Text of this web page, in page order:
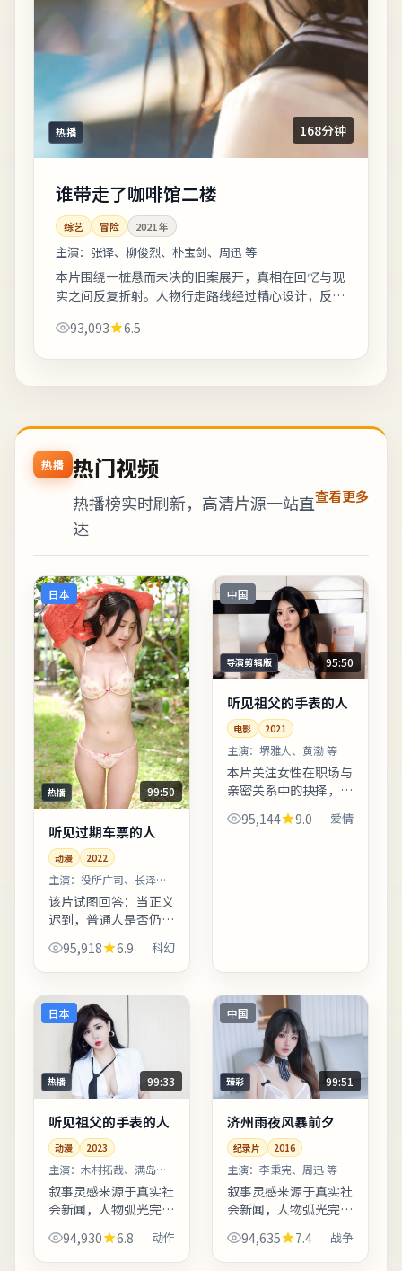
热播 168分钟
谁带走了咖啡馆二楼
综艺 冒险 2021年
主演： 张译、柳俊烈、朴宝剑、周迅 等
本片围绕一桩悬而未决的旧案展开，真相在回忆与现
实之间反复折射。人物行走路线经过精心设计，反复
大屏与环绕声更能体会声音细节。《谁带走...
93,093 6.5
热播 热门视频
热播榜实时刷新，高清片源一站直
达
查看更多
日本
热播 99:50
听见过期车票的人
动漫 2022
主演： 役所广司、长泽雅
美 等
该片试图回答：当正义
迟到，普通人是否仍有
资格选择原谅。影像质
感接近胶片颗粒感，画
出众。上线之后口碑分
化属正常现象，建议亲
自观...
95,918 6.9 科幻
中国
导演剪辑版 95:50
听见祖父的手表的人
电影 2021
主演： 堺雅人、黄渤 等
本片关注女性在职场与
亲密关系中的抉择，冲
突不落俗套，留白克
制。片中地名与季节意
95,144 9.0 爱情
日本
热播 99:33
听见祖父的手表的人
动漫 2023
主演： 木村拓哉、满岛光
等
叙事灵感来源于真实社
会新闻，人物弧光完
整，反转服务于主题而
非噱头。台词较少堆砌
94,930 6.8 动作
中国
臻彩 99:51
济州雨夜风暴前夕
纪录片 2016
主演： 李秉宪、周迅 等
叙事灵感来源于真实社
会新闻，人物弧光完
整，反转服务于主题而
非噱头。片中地名与季
94,635 7.4 战争